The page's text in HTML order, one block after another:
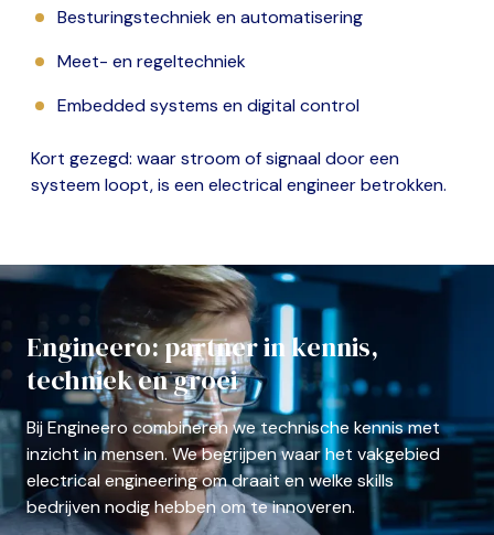
Besturingstechniek en automatisering
Meet- en regeltechniek
Embedded systems en digital control
Kort gezegd: waar stroom of signaal door een
systeem loopt, is een electrical engineer betrokken.
Engineero: partner in kennis,
techniek en groei
Bij Engineero combineren we technische kennis met
inzicht in mensen. We begrijpen waar het vakgebied
electrical engineering om draait en welke skills
bedrijven nodig hebben om te innoveren.